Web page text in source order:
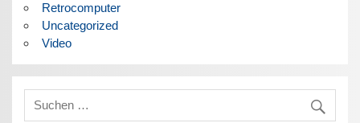
Retrocomputer
Uncategorized
Video